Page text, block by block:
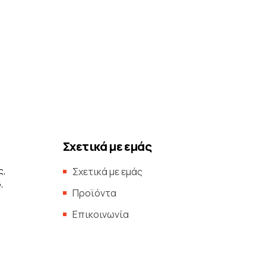
Σχετικά με εμάς
Σχετικά με εμάς
Προϊόντα
Επικοινωνία